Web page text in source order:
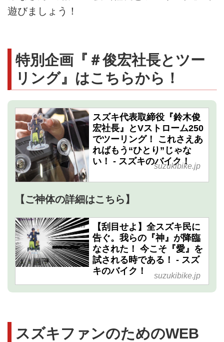
遊びましょう！
特別企画『＃俊宏社長とツー
リング』はこちらから！
スズキ代表取締役『鈴木俊
宏社長』とVストローム250
でツーリング！ これさえあ
ればもう“ひとり”じゃな
い！ - スズキのバイク！
suzukibike.jp
【ご神体の詳細はこちら】
【刮目せよ】全スズキ民に
告ぐ。我らの『神』が降臨
なされた！ 今こそ『愛』を
試される時である！ - スズ
キのバイク！
suzukibike.jp
スズキファンのためのWEB